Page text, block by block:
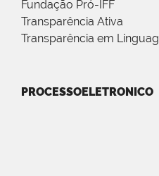
Fundação Pró-IFF
Transparência Ativa
Transparência em
PROCESSOELETRONICO